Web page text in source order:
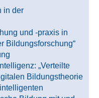
in der
und -praxis in
Bildungsforschung“
„Verteilte
Bildungstheorie